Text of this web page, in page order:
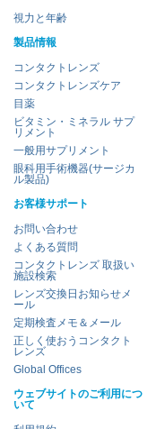
視力と年齢
製品情報
コンタクトレンズ
コンタクトレンズケア
目薬
ビタミン・ミネラル サプ
リメント
一般用サプリメント
眼科用手術機器(サージカ
ル製品)
お客様サポート
お問い合わせ
よくある質問
コンタクトレンズ 取扱い
施設検索
レンズ交換日お知らせメ
ール
定期検査メモ＆メール
正しく使おうコンタクト
レンズ
Global Offices
ウェブサイトのご利用につ
いて